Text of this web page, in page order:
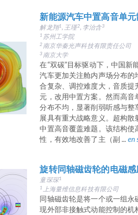
新能源汽车中置高音单
解龙翔1, 王瑾2, 李治含3
1 苏州工学院
2 南京华秦光声科技有限责任公司
3南京大学
在“双碳”目标驱动下，中国
汽车更加关注舱内声场分布
合复杂、调控难度大，音质
元，改用中置方案。然而高
分布不均，显著削弱听感与
展具有重大战略意义。超构
中置高音覆盖难题。该结构
性，有效地改善了主（副 ... en
旋转同轴磁齿轮的电磁
童琛琛1
1
上海量维信息科技有限公司
同轴磁齿轮是将一个或一组
现外部非接触式动能控制的